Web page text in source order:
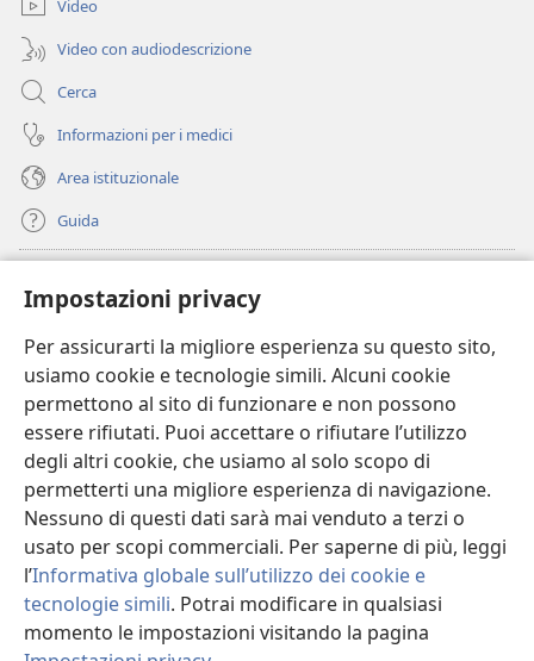
Impostazioni privacy
Per assicurarti la migliore esperienza su questo sito,
usiamo cookie e tecnologie simili. Alcuni cookie
permettono al sito di funzionare e non possono
essere rifiutati. Puoi accettare o rifiutare l’utilizzo
degli altri cookie, che usiamo al solo scopo di
permetterti una migliore esperienza di navigazione.
Nessuno di questi dati sarà mai venduto a terzi o
usato per scopi commerciali. Per saperne di più, leggi
l’Informativa globale sull’utilizzo dei cookie e
tecnologie simili. Potrai modificare in qualsiasi
momento le impostazioni visitando la pagina
Video
Video con audiodescrizione
Cerca
Informazioni per i medici
Area istituzionale
Guida
(apre
una
nuova
finestra)
BIBLIOTECA ONLINE Watchtower
(apre
una
nuova
finestra)
JW Hub
(apre
una
nuova
finestra)
JW Library
Watchtower Library®
Copyright© 2026 Watch Tower Bible and Tract Society of Pennsylvania.
CONDIZIONI D’USO
|